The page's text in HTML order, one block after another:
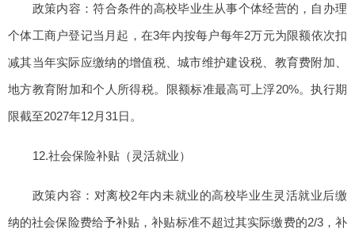
政策内容：符合条件的高校毕业生从事个体经营的，自办理
个体工商户登记当月起，在3年内按每户每年2万元为限额依次扣
减其当年实际应缴纳的增值税、城市维护建设税、教育费附加、
地方教育附加和个人所得税。限额标准最高可上浮20%。执行期
限截至2027年12月31日。
12.社会保险补贴（灵活就业）
政策内容：对离校2年内未就业的高校毕业生灵活就业后缴
纳的社会保险费给予补贴，补贴标准不超过其实际缴费的2/3，补